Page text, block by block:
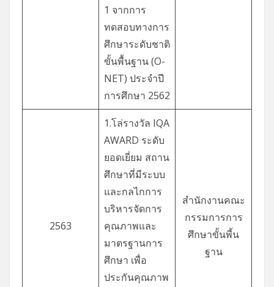
1 จากการ
ทดสอบทางการ
ศึกษาระดับชาติ
ขั้นพื้นฐาน (O-
NET) ประจำปี
การศึกษา 2562
2563
1.โล่รางวัล IQA
AWARD ระดับ
ยอดเยี่ยม สถาน
ศึกษาที่มีระบบ
และกลไกการ
บริหารจัดการ
คุณภาพและ
มาตรฐานการ
ศึกษา เพื่อ
ประกันคุณภาพ
สำนักงานคณะ
กรรมการการ
ศึกษาขั้นพี้น
ฐาน